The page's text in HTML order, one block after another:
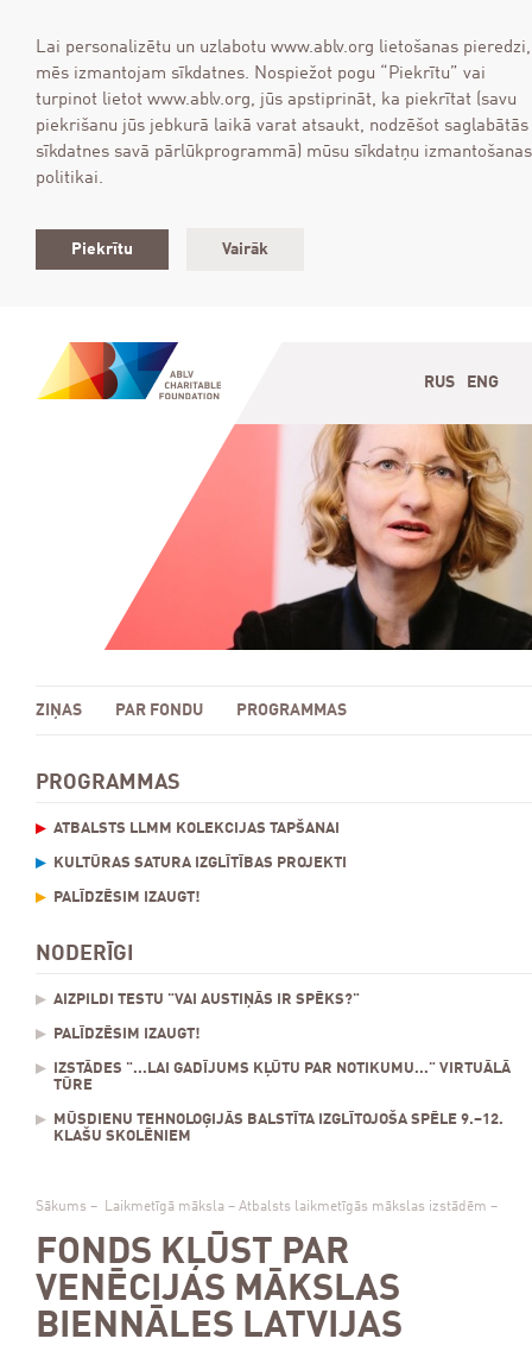
Lai personalizētu un uzlabotu www.ablv.org lietošanas pieredzi,
mēs izmantojam sīkdatnes. Nospiežot pogu “Piekrītu” vai
turpinot lietot www.ablv.org, jūs apstiprināt, ka piekrītat (savu
piekrišanu jūs jebkurā laikā varat atsaukt, nodzēšot saglabātās
sīkdatnes savā pārlūkprogrammā) mūsu sīkdatņu izmantošanas
politikai.
Piekrītu Vairāk
RUS ENG
ZIŅAS PAR FONDU PROGRAMMAS
PROGRAMMAS
ATBALSTS LLMM KOLEKCIJAS TAPŠANAI
KULTŪRAS SATURA IZGLĪTĪBAS PROJEKTI
PALĪDZĒSIM IZAUGT!
NODERĪGI
AIZPILDI TESTU "VAI AUSTIŅĀS IR SPĒKS?"
PALĪDZĒSIM IZAUGT!
IZSTĀDES "...LAI GADĪJUMS KĻŪTU PAR NOTIKUMU..." VIRTUĀLĀ
TŪRE
MŪSDIENU TEHNOLOĢIJĀS BALSTĪTA IZGLĪTOJOŠA SPĒLE 9.–12.
KLAŠU SKOLĒNIEM
Sākums – Laikmetīgā māksla – Atbalsts laikmetīgās mākslas izstādēm –
FONDS KĻŪST PAR
VENĒCIJAS MĀKSLAS
BIENNĀLES LATVIJAS